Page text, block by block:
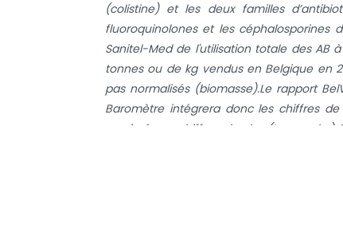
(colistine) et les deux familles
fluoroquinolones et les céphalosporines
Sanitel-Med de l'utilisation totale des AB
tonnes ou de kg vendus en Belgique en
pas normalisés (biomasse).Le rapport
Baromètre intégrera donc les chiffres
exprimés en chiffres absolus (tonnes, kg).